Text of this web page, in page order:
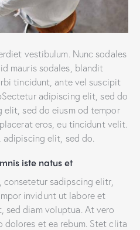
vestibulum. Nunc sodales
mauris sodales, blandit
tincidunt, ante vel suscipit
adipiscing elit, sed do
elit, sed do eiusm od tempor
eros, eu tincidunt velit.
elit, sed do.
iste natus et
sadipscing elitr,
invidunt ut labore et
sed diam voluptua. At vero
dolores et ea rebum. Stet clita